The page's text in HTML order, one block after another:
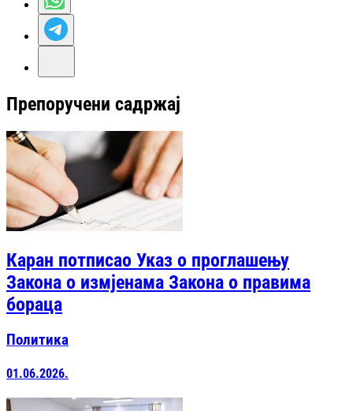
Препоручени садржај
Каран потписао Указ о проглашењу
Закона о измјенама Закона о правима
бораца
Политика
01.06.2026.